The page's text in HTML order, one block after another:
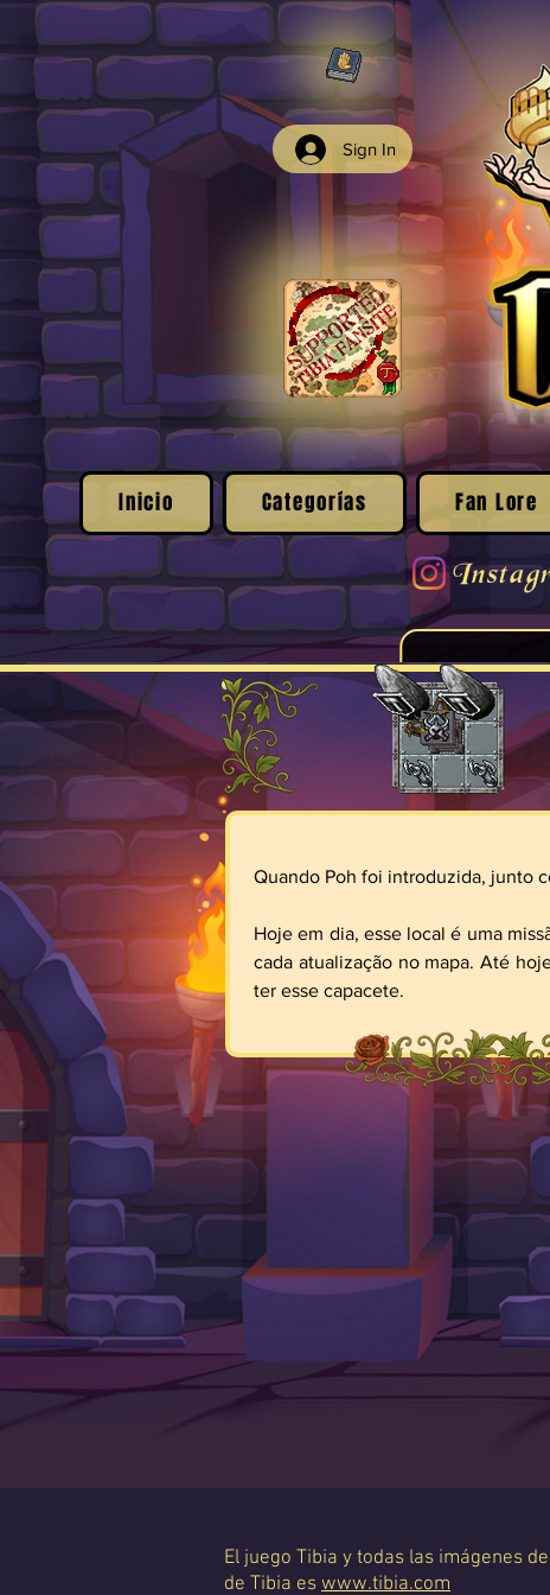
Sign In
Inicio Categorías Fan Lore
Quando Poh foi introduzida, junto
Hoje em dia, esse local é uma
cada atualização no mapa. Até
ter esse capacete.
El juego Tibia y todas las imágenes
de Tibia es www.tibia.com